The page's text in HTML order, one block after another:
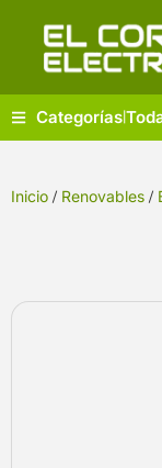
Categorías|
Inicio / Renovables /